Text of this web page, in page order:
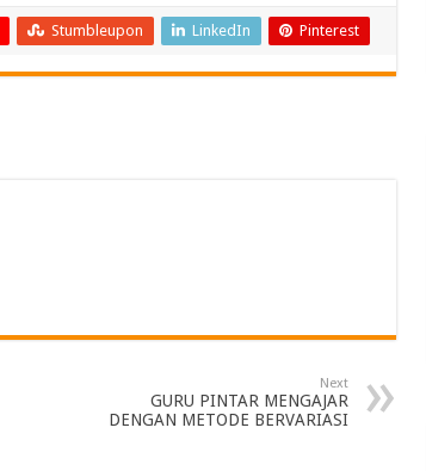
Stumbleupon LinkedIn Pinterest
Next
GURU PINTAR MENGAJAR
DENGAN METODE BERVARIASI